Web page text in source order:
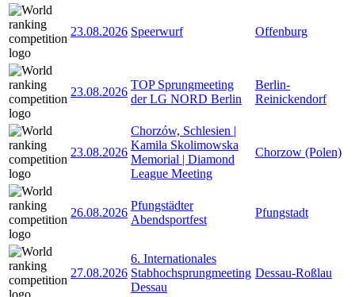
23.08.2026 Speerwurf Offenburg
23.08.2026
TOP Sprungmeeting
der LG NORD Berlin
Berlin-
Reinickendorf
23.08.2026
Chorzów, Schlesien |
Kamila Skolimowska
Memorial | Diamond
League Meeting
Chorzow (Polen)
26.08.2026
Pfungstädter
Abendsportfest
Pfungstadt
27.08.2026
6. Internationales
Stabhochsprungmeeting
Dessau
Dessau-Roßlau